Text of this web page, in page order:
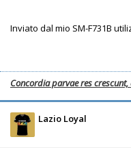
Inviato dal mio SM-F731B
Concordia parvae res
Lazio Loyal